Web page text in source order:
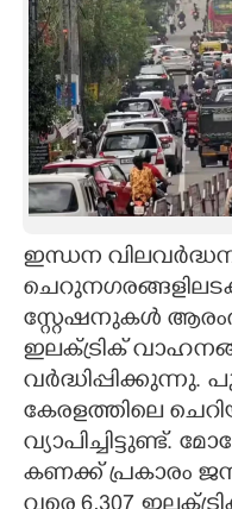
INFO+
ART
ASTRO
CARTOONS
LITERATURE
CONTACT US
ഇന്ധന
സ്റ്റേഷനുകൾ
ഇലക്ട്രിക്
വർദ്ധിപ്പിക്കുന്നു.
കേരളത്തിലെ
വ്യാപിച്ചിട്ടുണ്ട്.
കണക്ക് പ്രകാരം